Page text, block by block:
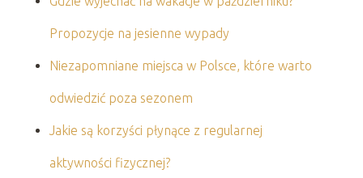
Propozycje na jesienne wypady
Niezapomniane miejsca w Polsce, które warto
odwiedzić poza sezonem
Jakie są korzyści płynące z regularnej
aktywności fizycznej?